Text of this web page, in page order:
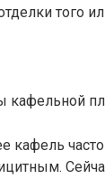
того
кафельной
кафель